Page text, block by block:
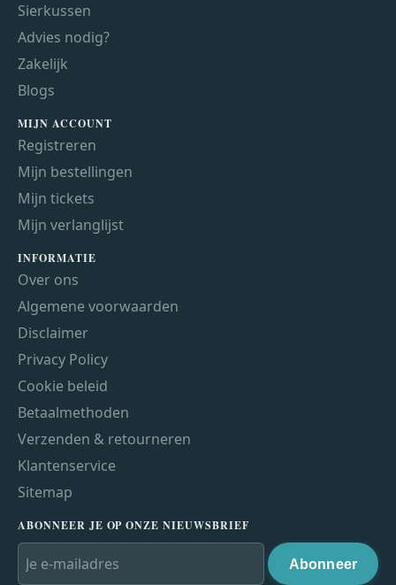
Sierkussen
Advies nodig?
Zakelijk
Blogs
MIJN ACCOUNT
Registreren
Mijn bestellingen
Mijn tickets
Mijn verlanglijst
INFORMATIE
Over ons
Algemene voorwaarden
Disclaimer
Privacy Policy
Cookie beleid
Betaalmethoden
Verzenden & retourneren
Klantenservice
Sitemap
ABONNEER JE OP ONZE NIEUWSBRIEF
Abonneer